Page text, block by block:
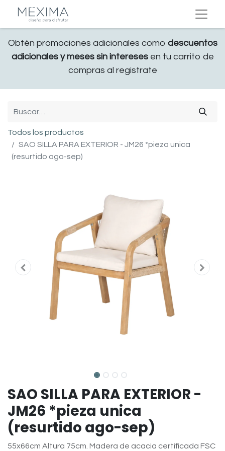
Obtén promociones adicionales como descuentos
adicionales y meses sin interesesen tu carrito de
compras al registrate
Todos los productos
SAO SILLA PARA EXTERIOR - JM26 *pieza unica
(resurtido ago-sep)
SAO SILLA PARA EXTERIOR -
JM26 *pieza unica
(resurtido ago-sep)
55x66cm Altura 75cm. Madera de acacia certificada FSC